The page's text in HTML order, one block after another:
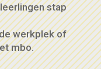
stap
werkplek of
mbo.